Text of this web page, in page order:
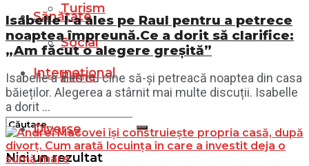
Turism
Social
Filme
Nici un rezultat
Sănătate
Internațional
Diverse
Isabelle l-a ales pe Raul pentru a petrece
noaptea împreună.Ce a dorit să clarifice:
„Am făcut o alegere greșită”
Isabelle a ales cu cine să-și petreacă noaptea din casa
băieților. Alegerea a stârnit mai multe discuții. Isabelle
a dorit ...